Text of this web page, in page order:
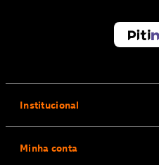
Institucional
Minha conta